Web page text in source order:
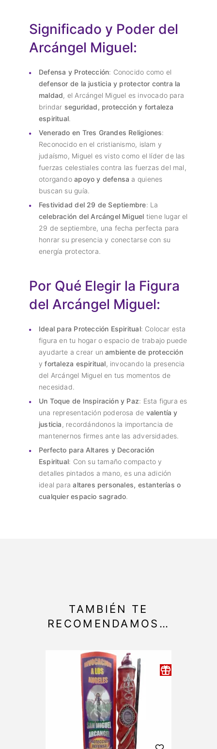
Significado y Poder del
Arcángel Miguel:
Defensa y Protección: Conocido como el
defensor de la justicia y protector contra la
maldad, el Arcángel Miguel es invocado para
brindar seguridad, protección y fortaleza
espiritual.
Venerado en Tres Grandes Religiones:
Reconocido en el cristianismo, islam y
judaísmo, Miguel es visto como el líder de las
fuerzas celestiales contra las fuerzas del mal,
otorgandoapoyo y defensa a quienes
buscan su guía.
Festividad del 29 de Septiembre: La
celebración del Arcángel Miguel tiene lugar el
29 de septiembre, una fecha perfecta para
honrar su presencia y conectarse con su
energía protectora.
Por Qué Elegir la Figura
del Arcángel Miguel:
Ideal para Protección Espiritual: Colocar esta
figura en tu hogar o espacio de trabajo puede
ayudarte a crear unambiente de protección
yfortaleza espiritual, invocando la presencia
del Arcángel Miguel en tus momentos de
necesidad.
Un Toque de Inspiración y Paz: Esta figura es
una representación poderosa de valentía y
justicia , recordándonos la importancia de
mantenernos firmes ante las adversidades.
Perfecto para Altares y Decoración
Espiritual: Con su tamaño compacto y
detalles pintados a mano, es una adición
ideal paraaltares personales, estanterías o
cualquier espacio sagrado.
TAMBIÉN TE
RECOMENDAMOS…